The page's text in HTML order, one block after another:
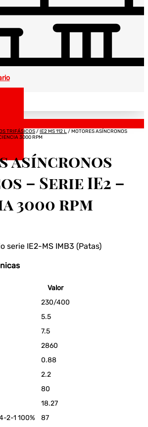
TRIFÁSICOS/IE2 MS 112 L/ MOTORES ASÍNCRONOS
3000 RPM
asíncronos
– Serie IE2 –
3000 rpm
serie IE2-MS IMB3 (Patas)
Valor
230/400
5.5
7.5
2860
0.88
2.2
80
18.27
2-1 100%
87